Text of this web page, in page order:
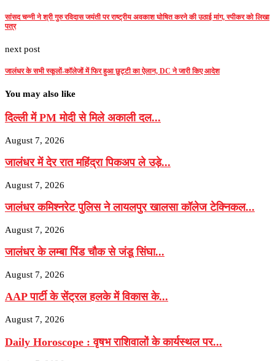
सांसद चन्नी ने श्री गुरु रविदास जयंती पर राष्ट्रीय अवकाश घोषित करने की उठाई मांग, स्पीकर को लिखा
पत्र
next post
जालंधर के सभी स्कूलों-कॉलेजों में फिर हुआ छुट्टी का ऐलान, DC ने जारी किए आदेश
You may also like
दिल्ली में PM मोदी से मिले अकाली दल...
August 7, 2026
जालंधर में देर रात महिंद्रा पिकअप ले उड़े...
August 7, 2026
जालंधर कमिश्नरेट पुलिस ने लायलपुर खालसा कॉलेज टेक्निकल...
August 7, 2026
जालंधर के लम्बा पिंड चौक से जंडू सिंघा...
August 7, 2026
AAP पार्टी के सेंट्रल हलके में विकास के...
August 7, 2026
Daily Horoscope : वृषभ राशिवालों के कार्यस्थल पर...